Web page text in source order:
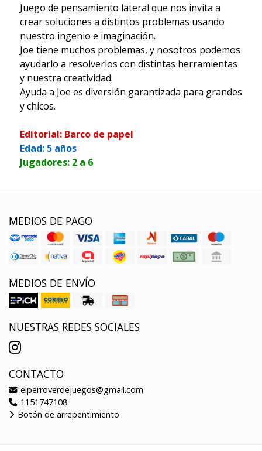
Juego de pensamiento lateral que nos invita a
crear soluciones a distintos problemas usando
nuestro ingenio e imaginación.
Joe tiene muchos problemas, y nosotros podemos
ayudarlo a resolverlos con distintas herramientas
y nuestra creatividad.
Ayuda a Joe es diversión garantizada para grandes
y chicos.
Editorial: Barco de papel
Edad: 5 años
Jugadores: 2 a 6
MEDIOS DE PAGO
MEDIOS DE ENVÍO
NUESTRAS REDES SOCIALES
CONTACTO
elperroverdejuegos@gmail.com
1151747108
Botón de arrepentimiento